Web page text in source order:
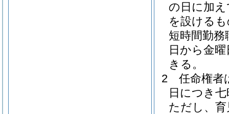
の日に加
を設ける
短時間勤
日から金
きる。
2
任命権者
日につき
ただし、